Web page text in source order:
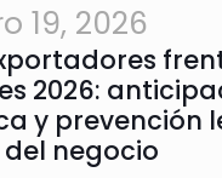
19, 2026
2026:
y prevención
negocio